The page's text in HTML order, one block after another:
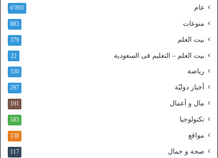
ف
ا
ا
ط
ا
م
و
د
عام 6٬893
منوعات 883
بيت العلم 379
بيت العلم – التعليم فى السعودية 22
رياضة 330
أخبار دوليّة 297
مال و أعمال 191
تكنولوجيا 183
مواقع 138
صحة و جمال 117